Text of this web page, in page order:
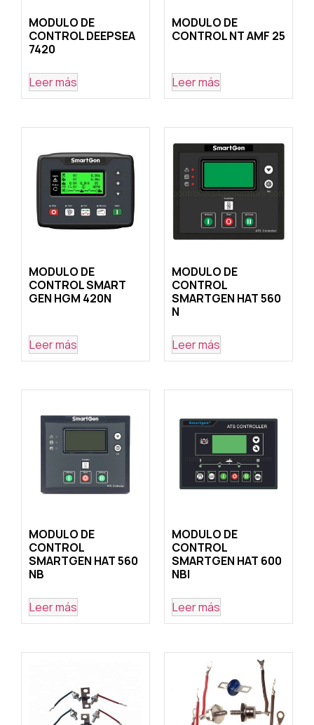
MODULO DE
CONTROL DEEPSEA
7420
Leer más
MODULO DE
CONTROL NT AMF 25
Leer más
MODULO DE
CONTROL SMART
GEN HGM 420N
Leer más
MODULO DE
CONTROL
SMARTGEN HAT 560
N
Leer más
MODULO DE
CONTROL
SMARTGEN HAT 560
NB
Leer más
MODULO DE
CONTROL
SMARTGEN HAT 600
NBI
Leer más